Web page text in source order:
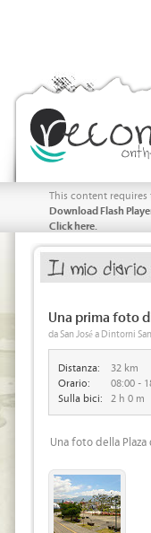
This content requires
Download Flash
Click here.
Una prima foto
da San José a Dintorni
Distanza:
Orario:
Sulla bici:
32 km
08:00 -
2 h 0 m
Una foto della Plaza